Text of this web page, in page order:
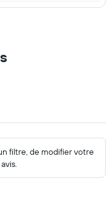
filtre, de modifier votre